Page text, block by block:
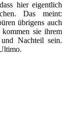
hier eigentlich
Das meint:
übrigens auch
sie ihrem
Nachteil sein.